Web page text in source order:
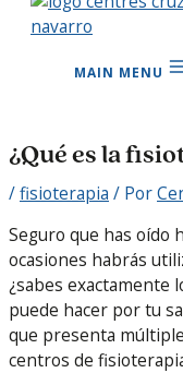
MAIN MENU
¿Qué es la
/fisioterapia / Por
Seguro que has oído
ocasiones habrás
¿sabes exactamente
puede hacer por tu
que presenta
centros de